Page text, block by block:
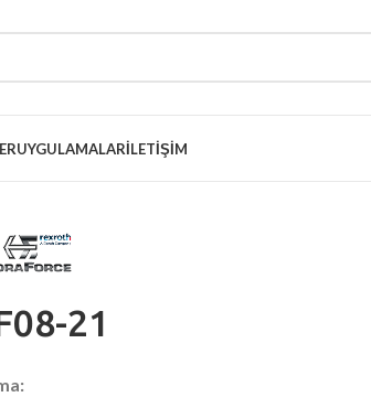
UYGULAMALARİLETIŞIM
21